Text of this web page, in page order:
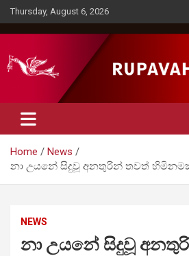
Skip
to
content
Thursday, August 6, 2026
Rupavahini News
Home
News
නා උයනේ සිදුවූ අනතු‍රින් තවත්
NEWS
නා උයනේ සිදුවූ